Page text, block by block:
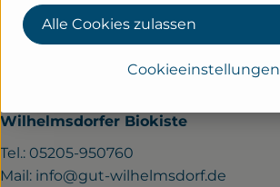
Gut Wilhelmsdorf
Wilhelmsdorfer Biokiste
Tel.: 05205-950760
Mail: info@gut-wilhelmsdorf.de
Cookieeinstellungen
Alle Cookies zulassen